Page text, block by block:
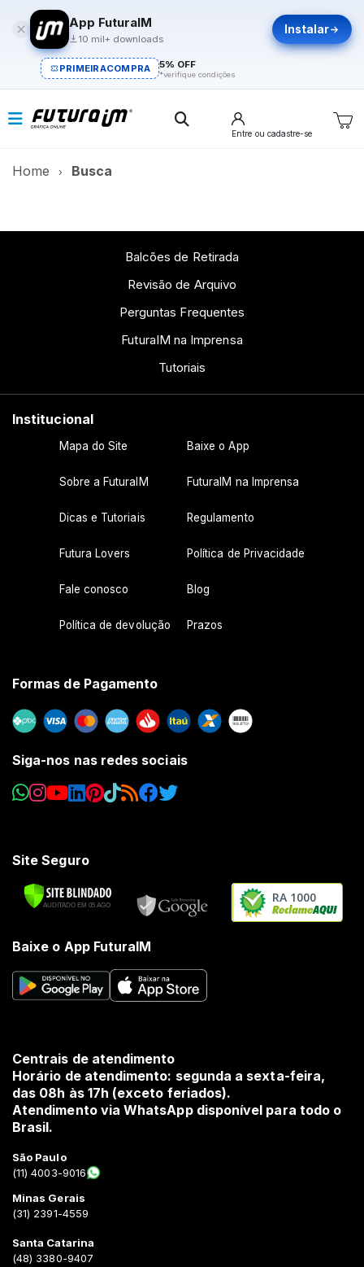
App FuturaIM
10 mil+ downloads
Instalar
PRIMEIRACOMPRA 5% OFF
*verifique condições
Entre ou cadastre-se
Home Busca
Balcões de Retirada
Revisão de Arquivo
Perguntas Frequentes
FuturaIM na Imprensa
Tutoriais
Institucional
Mapa do Site Baixe o App
Sobre a FuturaIM FuturaIM na Imprensa
Dicas e Tutoriais Regulamento
Futura Lovers Política de Privacidade
Fale conosco Blog
Política de devolução Prazos
Formas de Pagamento
Siga-nos nas redes sociais
Site Seguro
RA 1000
Baixe o App FuturaIM
Centrais de atendimento
Horário de atendimento: segunda a sexta-feira,
das 08h às 17h (exceto feriados).
Atendimento via WhatsApp disponível para todo o
Brasil.
São Paulo
(11) 4003-9016
Minas Gerais
(31) 2391-4559
Santa Catarina
(48) 3380-9407